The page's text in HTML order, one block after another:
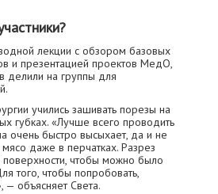
лекции с обзором базовых
и презентацией проектов МедО,
делили на группы для
учились зашивать порезы на
губках. «Лучше всего проводить
очень быстро высыхает, да и не
даже в перчатках. Разрез
чтобы можно было
того, чтобы попробовать,
— объясняет Света.